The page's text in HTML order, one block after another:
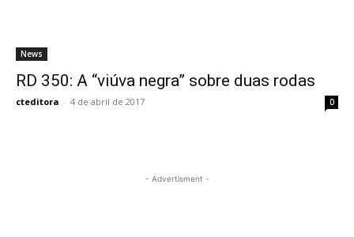
News
RD 350: A “viúva negra” sobre duas rodas
cteditora - 4 de abril de 2017 0
- Advertisment -